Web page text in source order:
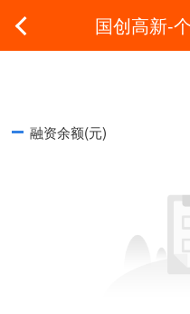
国创高新-
融资余额(元)